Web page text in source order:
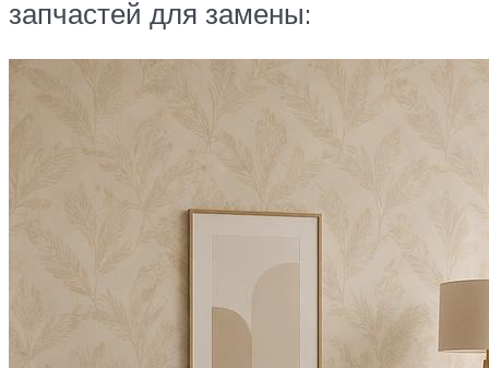
запчастей для замены: